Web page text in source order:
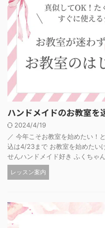
ハンドメイドのお教室を
2024/4/19
／ 今年こそお教室を始めたい！
込は4/23まで お教室を始めたい
せんハンドメイド好き ふくちゃ
レッスン案内